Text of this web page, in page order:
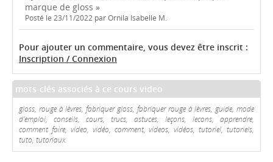
marque de gloss »
Posté le 23/11/2022 par Ornila Isabelle M.
Pour ajouter un commentaire, vous devez être inscrit :
Inscription / Connexion
mots-clés associés à ce cours video
gloss, rouge à lèvres, fabriquer gloss, fabriquer rouge à lèvres, guide, mode
d'emploi, conseils, cours, trucs, astuces, leçons, lecons, apprendre,
comment faire, video, vidéo, comment, videos, vidéos, tutoriel, tutoriels,
tuto, tutoriaux.